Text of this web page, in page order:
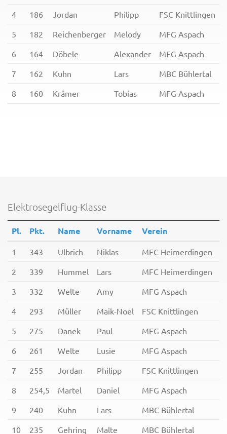
4
186 Jordan Philipp
FSC Knittlingen
5
182 Reichenberger Melody
MFG Aspach
6
164 Döbele Alexander
MFG Aspach
7
162 Kuhn Lars
MBC Bühlertal
8
160 Krämer Tobias MFG Aspach
Elektrosegelflug-Klasse
Pl. Pkt. Name Vorname Verein
1 343 Ulbrich Niklas
MFC Heimerdingen
2
339 Hummel Lars
MFC Heimerdingen
3
332 Welte Amy
MFG Aspach
4
293 Müller Maik-Noel
FSC Knittlingen
5
275 Danek Paul
MFG Aspach
6
261 Welte Lusie
MFG Aspach
7
255 Jordan Philipp
FSC Knittlingen
8
254,5 Martel Daniel
MFG Aspach
9
240 Kuhn Lars
MBC Bühlertal
10
235 Gehring Malte
MBC Bühlertal